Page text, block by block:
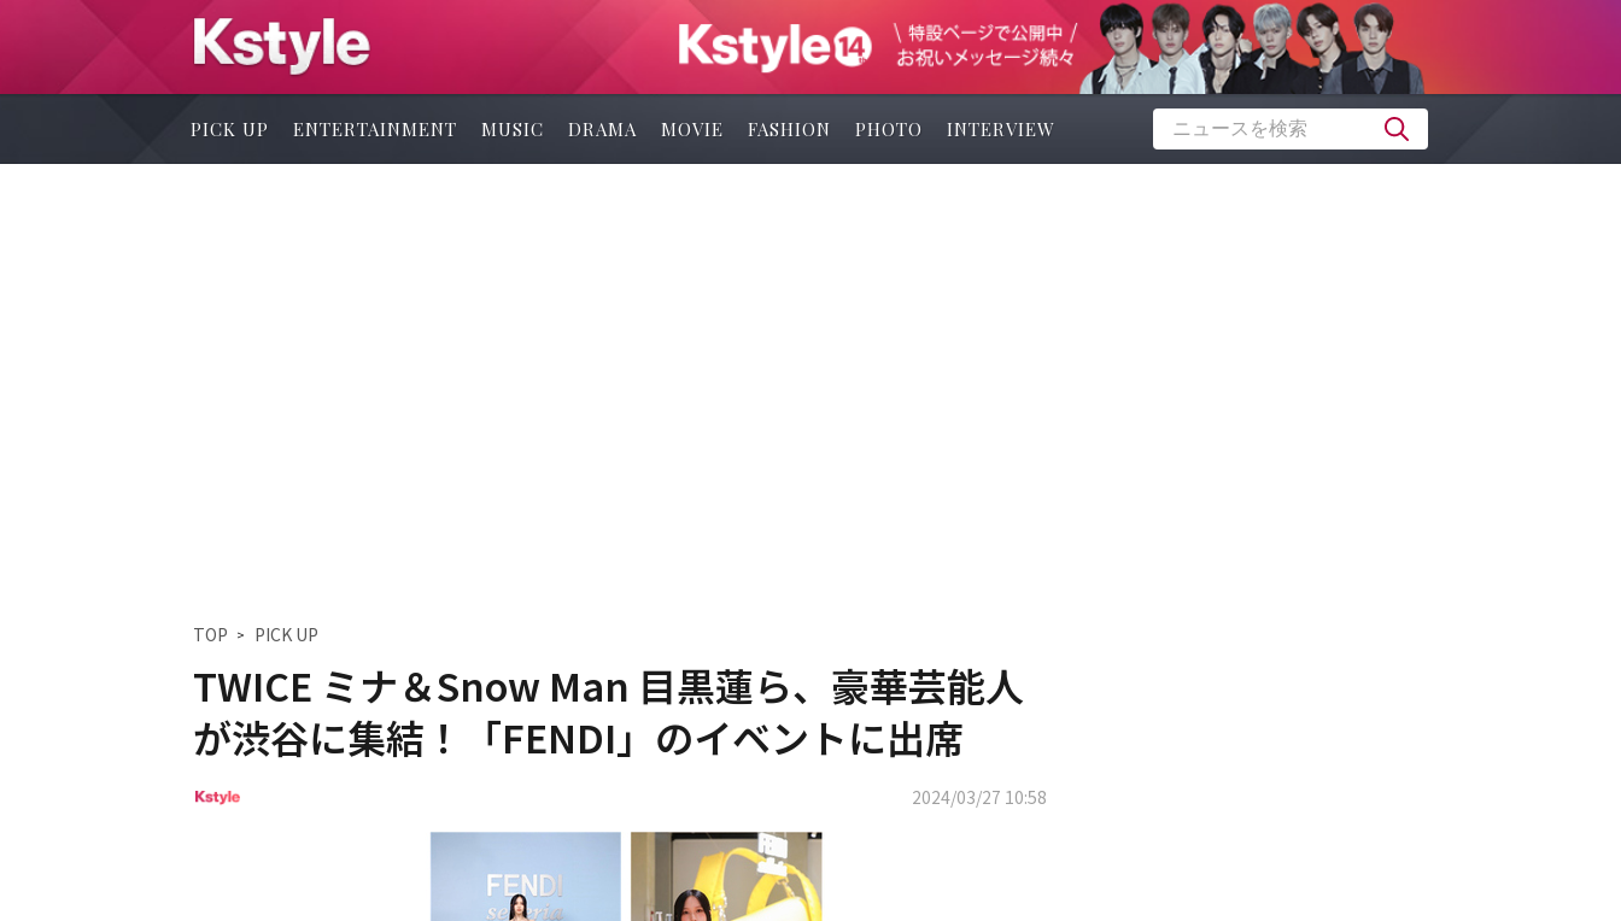
PICK UP ENTERTAINMENT MUSIC DRAMA MOVIE FASHION PHOTO INTERVIEW
TOP PICK UP
TWICE ミナ＆Snow Man 目黒蓮ら、豪華芸能人
が渋谷に集結！「FENDI」のイベントに出席
2024/03/27 10:58